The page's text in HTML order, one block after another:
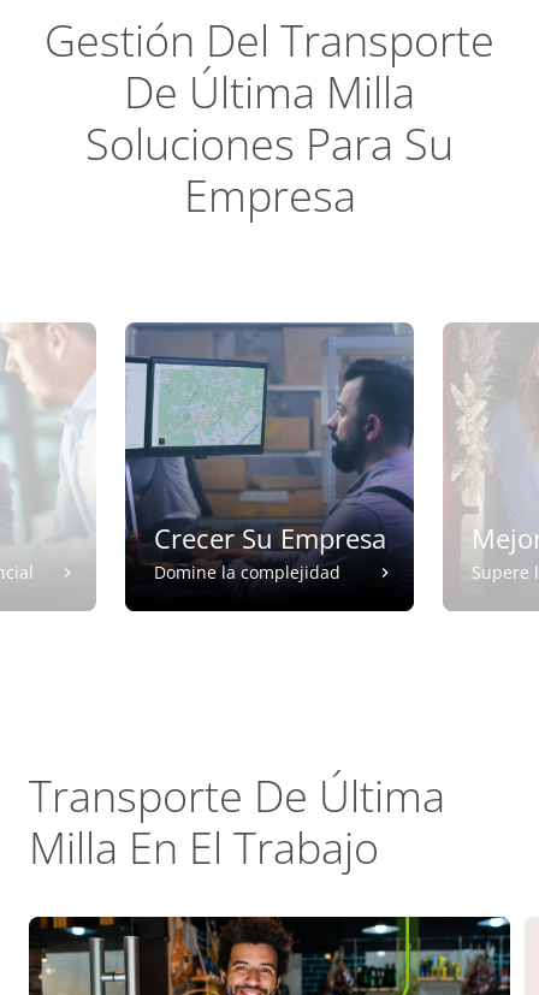
Gestión Del Transporte
De Última Milla
Soluciones Para Su
Empresa
Crecer Su Empresa
Domine la complejidad Supere
Transporte De Última
Milla En El Trabajo